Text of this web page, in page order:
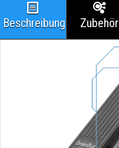
Beschreibung Zubehör